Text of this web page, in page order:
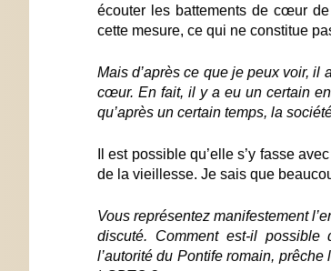
écouter les battements de cœur
cette mesure, ce qui ne constitue
Mais d’après ce que je peux voir, il
cœur. En fait, il y a eu un certain
qu’après un certain temps, la
Il est possible qu’elle s’y fasse
de la vieillesse. Je sais que
Vous représentez manifestement
discuté. Comment est-il possible
l’autorité du Pontife romain,